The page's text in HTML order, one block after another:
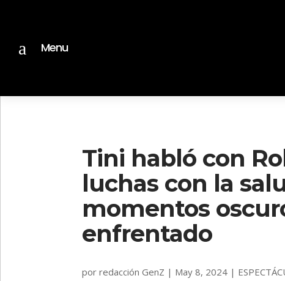
a Menu
Tini habló con
luchas con la
momentos
enfrentado
porredacción GenZ | May 8, 2024 |